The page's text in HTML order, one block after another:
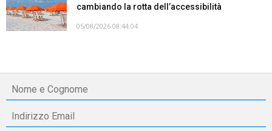
cambiando la rotta dell’accessibilità
05/08/2026 08:44:04